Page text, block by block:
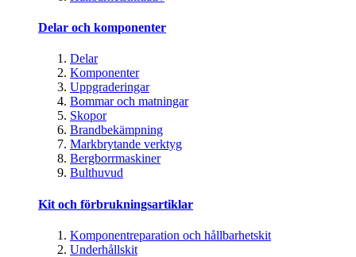
Delar och komponenter
Delar
Komponenter
Uppgraderingar
Bommar och matningar
Skopor
Brandbekämpning
Markbrytande verktyg
Bergborrmaskiner
Bulthuvud
Kit och förbrukningsartiklar
Komponentreparation och hållbarhetskit
Underhållskit